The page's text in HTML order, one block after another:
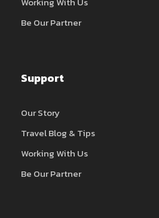
Be Our Partner
Support
Our Story
Travel Blog & Tips
Working With Us
Be Our Partner